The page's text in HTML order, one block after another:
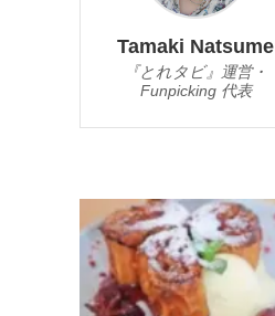
Tamaki Natsume
『とれタビ』運営・
Funpicking 代表